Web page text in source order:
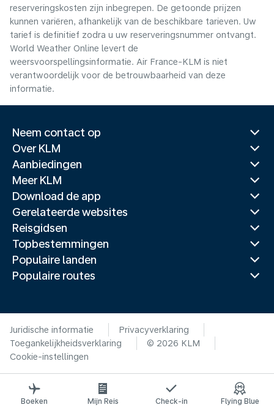
reserveringskosten zijn inbegrepen. De getoonde prijzen
kunnen variëren, afhankelijk van de beschikbare tarieven. Uw
tarief is definitief zodra u uw reserveringsnummer ontvangt.
World Weather Online levert de
weersvoorspellingsinformatie. Air France-KLM is niet
verantwoordelijk voor de betrouwbaarheid van deze
informatie.
Neem contact op
Over KLM
Aanbiedingen
Meer KLM
Download de app
Gerelateerde websites
Reisgidsen
Topbestemmingen
Populaire landen
Populaire routes
Juridische informatie
Privacyverklaring
Toegankelijkheidsverklaring
© 2026 KLM
Cookie-instellingen
Boeken Mijn Reis Check-in Flying Blue